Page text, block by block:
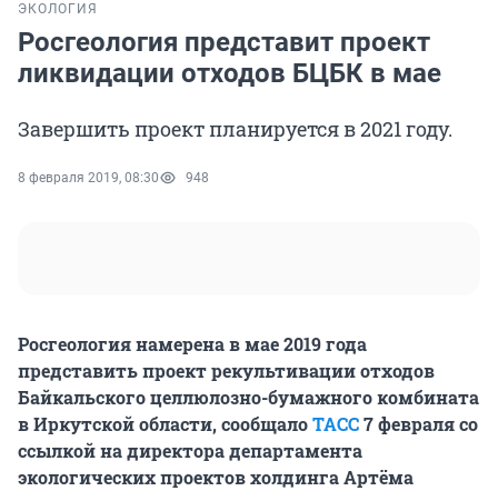
ЭКОЛОГИЯ
Росгеология представит проект
ликвидации отходов БЦБК в мае
Завершить проект планируется в 2021 году.
8 февраля 2019, 08:30 948
Росгеология намерена в мае 2019 года
представить проект рекультивации отходов
Байкальского целлюлозно-бумажного комбината
в Иркутской области, сообщалоТАСС7 февраля со
ссылкой на директора департамента
экологических проектов холдинга Артёма